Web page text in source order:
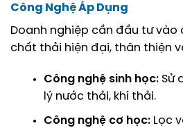
Công Nghệ Áp Dụng
Doanh nghiệp cần đầu tư vào
chất thải hiện đại, thân thiện
Công nghệ sinh học: Sử
lý nước thải, khí thải.
Công nghệ cơ học: Lọc